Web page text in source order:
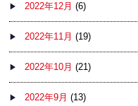
2022年12月 (6)
2022年11月 (19)
2022年10月 (21)
2022年9月 (13)